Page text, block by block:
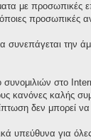
με προσωπικές
προσωπικές
την
συνομιλιών στο
κανόνες καλής
δεν μπορεί
υπεύθυνα για